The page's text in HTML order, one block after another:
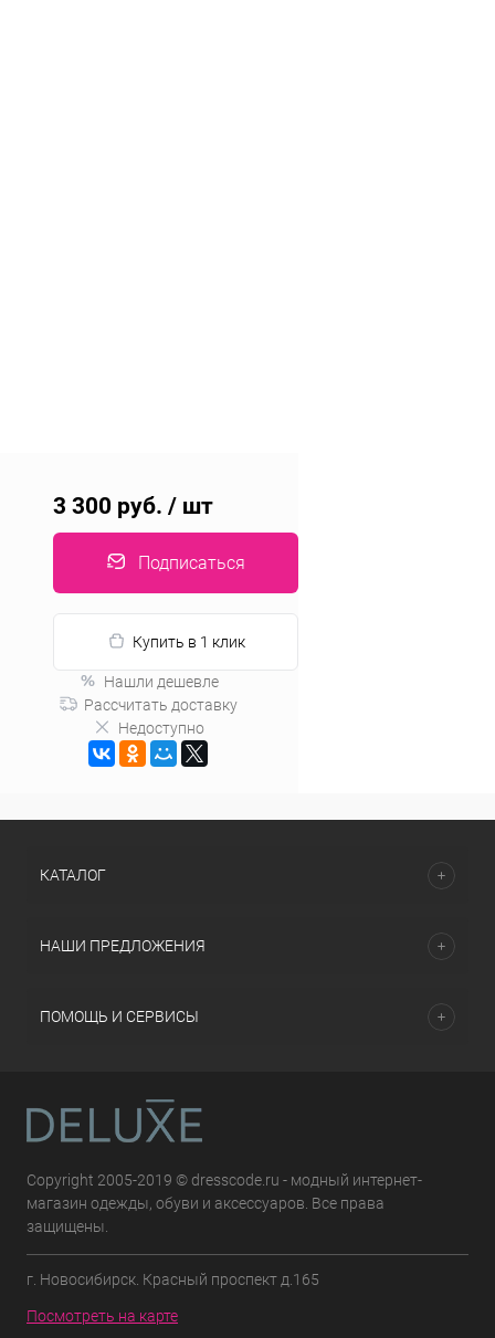
3 300 руб. / шт
Подписаться
Купить в 1 клик
Нашли дешевле
Рассчитать доставку
Недоступно
КАТАЛОГ
НАШИ ПРЕДЛОЖЕНИЯ
ПОМОЩЬ И СЕРВИСЫ
Copyright 2005-2019 © dresscode.ru - модный интернет-
магазин одежды, обуви и аксессуаров. Все права
защищены.
г. Новосибирск. Красный проспект д.165
Посмотреть на карте